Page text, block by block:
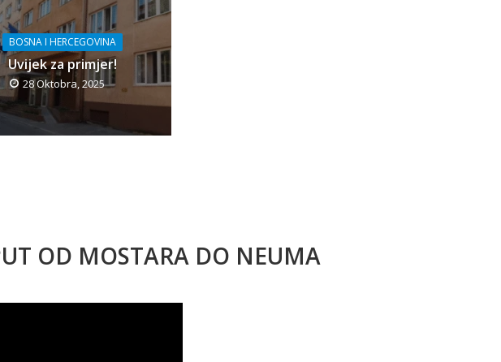
BOSNA I HERCEGOVINA
Uvijek za primjer!
28 Oktobra, 2025
OD MOSTARA DO NEUMA